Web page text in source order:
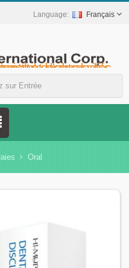
Français
prise en charge du diabète, la prévention des maladies transmises par les moustiques et d'autres applications de soins à domicile.
Oral